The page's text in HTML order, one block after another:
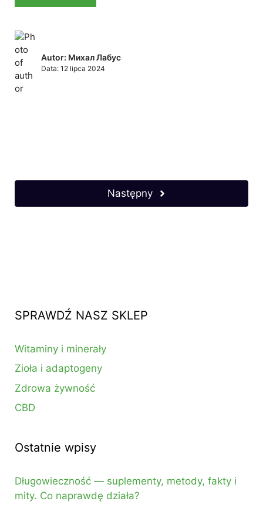
Autor: Михал Лабус
Data: 12 lipca 2024
Następny
SPRAWDŹ NASZ SKLEP
Witaminy i minerały
Zioła i adaptogeny
Zdrowa żywność
CBD
Ostatnie wpisy
Długowieczność — suplementy, metody, fakty i
mity. Co naprawdę działa?